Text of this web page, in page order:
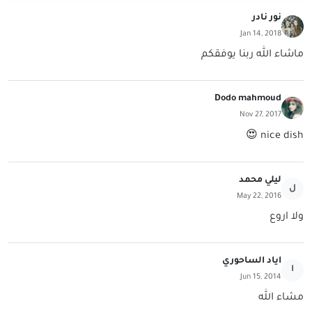
نور نادر
Jan 14, 2018
ماشاء الله ربنا يوفقكم
Dodo mahmoud
Nov 27, 2017
nice dish 😍
ل
ليلي محمد
May 22, 2016
ولا اروع
ا
اياد الساحوري
Jun 15, 2014
مشاء الله